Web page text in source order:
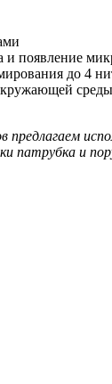
и появление
до 4
среды
патрубка и